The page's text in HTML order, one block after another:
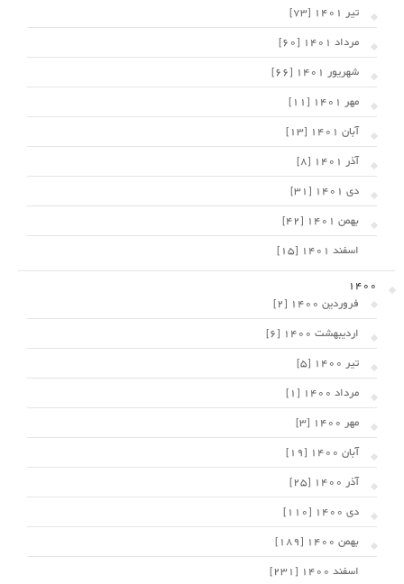
تیر 1401 [73]
مرداد 1401 [60]
شهریور 1401 [66]
مهر 1401 [11]
آبان 1401 [13]
آذر 1401 [8]
دی 1401 [31]
بهمن 1401 [42]
اسفند 1401 [15]
1400
فروردین 1400 [2]
اردیبهشت 1400 [6]
تیر 1400 [5]
مرداد 1400 [1]
مهر 1400 [3]
آبان 1400 [19]
آذر 1400 [25]
دی 1400 [110]
بهمن 1400 [189]
اسفند 1400 [231]